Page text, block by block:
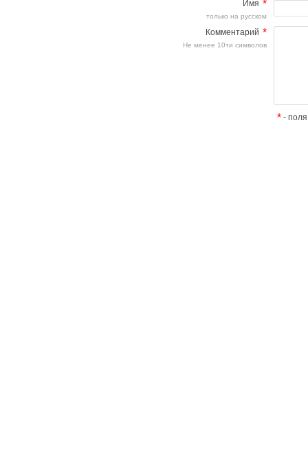
Имя *
только на русском
Комментарий *
Не менее 10ти символов
* -